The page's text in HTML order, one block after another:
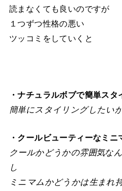
読まなくても良いのですが
１つずつ性格の悪い
ツッコミをしていくと
・ナチュラルボブで簡単スタ
簡単にスタイリングしたい
・クールビューティーなミニ
クールかどうかの雰囲気な
し
ミニマムかどうかは生まれ